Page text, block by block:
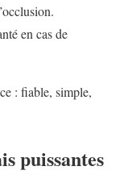
en cas de
: fiable, simple,
puissantes